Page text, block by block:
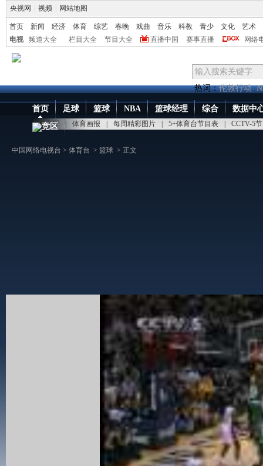
央视网 视频 网站地图
首页 新闻 经济 体育 综艺 春晚 戏曲 音乐 科教 青少 文化
艺术
电视
频道大全 栏目大全 节目大全 直播中国 赛事直播 网络
热词：伦敦行动
首页
点播大厅 | 体育画报 每周精彩图片 5+体育台节目表 CCTV-5
足球 篮球 NBA 篮球经理 综合
数据中
竞区
中国网络电视台 > 体育台 > 篮球 > 正文